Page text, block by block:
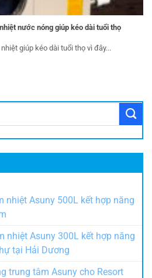
nước nóng giúp kéo dài tuổi thọ
giúp kéo dài tuổi thọ vì đây...
nhiệt Asuny 500L kết hợp năng
nhiệt Asuny 300L kết hợp năng
tại Hải Dương
trung tâm Asuny cho Resort